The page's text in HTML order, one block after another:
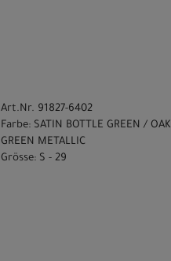
Art.Nr. 91827-6402
Farbe: SATIN BOTTLE GREEN / OAK
GREEN METALLIC
Grösse: S - 29